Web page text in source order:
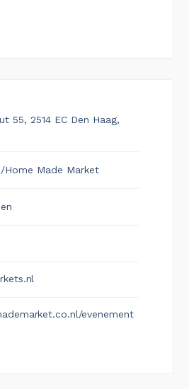
55, 2514 EC Den Haag,
Home Made Market
evenement